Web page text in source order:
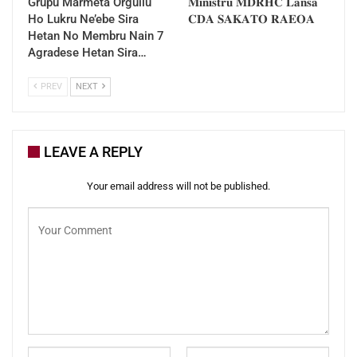
aprende, servisu ekipa, ho disiplina, dedikasaun
tomak hodi halo mundansa ba aldeia no suku
neebé hela ba, imi tenke sai lilin ida neebé lakan
no halakan tan lilin seluk iha fatin neebé seidauk
Ho Lukru Ne’ebe Sira
Hetan No Membru Nain 7
Agradese Hetan Sira…
𝐂𝐃𝐀 𝐒𝐀𝐊𝐀𝐓𝐎 𝐑𝐀𝐄𝐎𝐀
PREV NEXT
LEAVE A REPLY
Your email address will not be published.